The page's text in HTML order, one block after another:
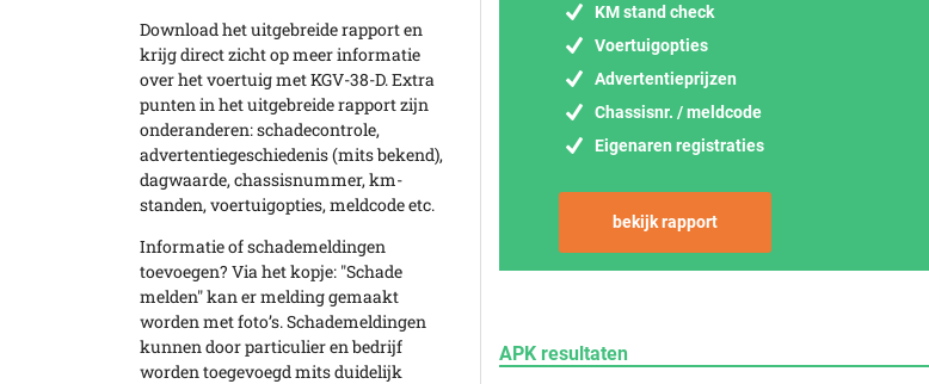
Download het uitgebreide rapport en
krijg direct zicht op meer informatie
over het voertuig met KGV-38-D. Extra
punten in het uitgebreide rapport zijn
onderanderen: schadecontrole,
advertentiegeschiedenis (mits bekend),
dagwaarde, chassisnummer, km-
standen, voertuigopties, meldcode etc.
Informatie of schademeldingen
toevoegen? Via het kopje: "Schade
melden" kan er melding gemaakt
worden met foto’s. Schademeldingen
kunnen door particulier en bedrijf
worden toegevoegd mits duidelijk
KM stand check
Voertuigopties
Advertentieprijzen
Chassisnr. / meldcode
Eigenaren registraties
bekijk rapport
APK resultaten